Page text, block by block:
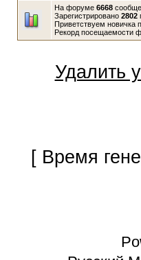
На форуме 6668
Зарегистрировано 2802
Приветствуем новичка
Рекорд посещаемости
Удалить
[ Время